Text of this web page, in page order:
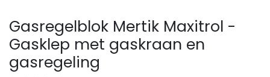
Gasregelblok Mertik Maxitrol -
Gasklep met gaskraan en
gasregeling